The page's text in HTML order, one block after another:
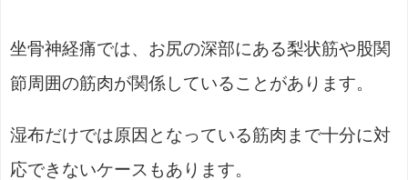
坐骨神経痛では、お尻の深部にある梨状筋や股関
節周囲の筋肉が関係していることがあります。
湿布だけでは原因となっている筋肉まで十分に対
応できないケースもあります。